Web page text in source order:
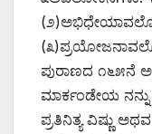
ಪುರಾಣದ ೧೬೫ನೆ
ಮಾರ್ಕಂಡೇಯ
ಪ್ರತಿನಿತ್ಯ ವಿಷ್ಣು